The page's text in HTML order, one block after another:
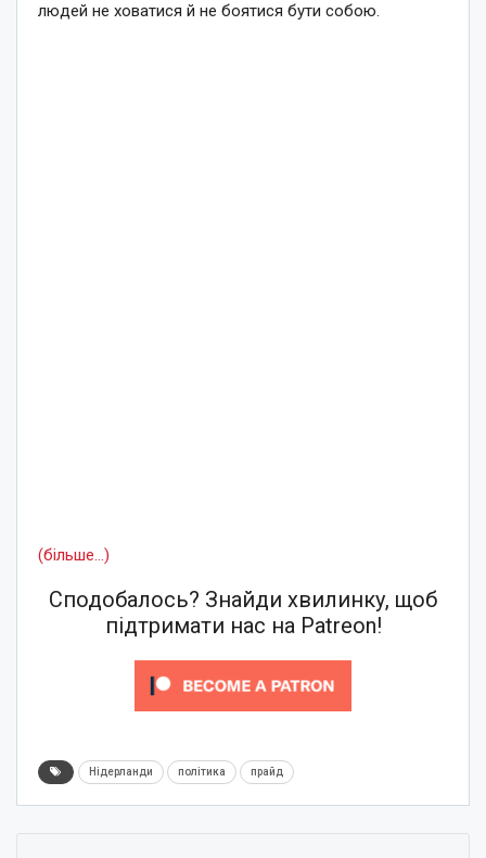
людей не ховатися й не боятися бути собою.
(більше…)
Сподобалось? Знайди хвилинку, щоб
підтримати нас на Patreon!
Нідерланди політика прайд